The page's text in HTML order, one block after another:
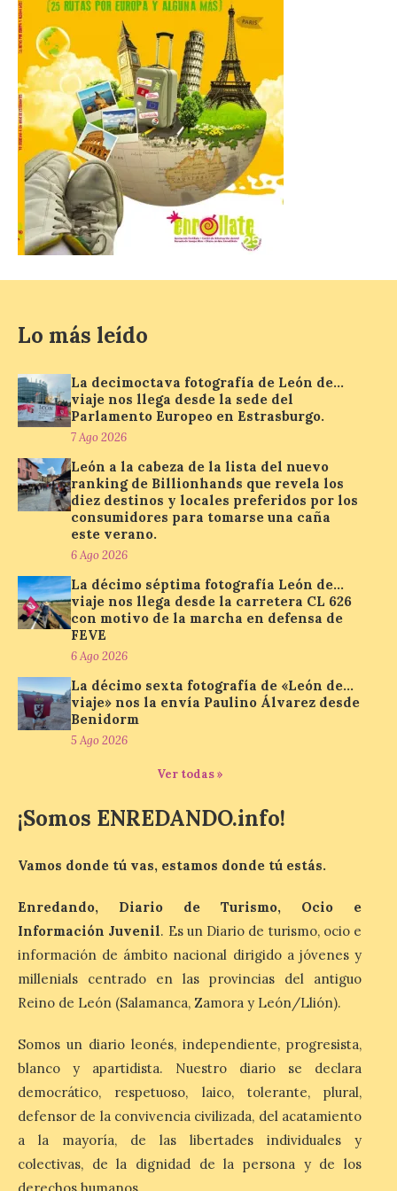
años en 2026 pueden
solicitar esta ayuda en la
web
https://bonoculturajoven.gob.es/ hasta el
31 de octubre. Desde este año, los 400
euros del Bono pueden utilizarse tanto
para consumir productos culturales como
[…]
El Gobierno de España
lanza un visor web para
localizar y disfrutar del
eclipse solar del 12 de
agosto con seguridad
7 Ago 2026
Se trata de un visor web
así localizar el lugar ideal
para observar el eclipse
solar del 12 de agosto de 2026 sin
obstáculos. El visor es una herramienta a
Paradores renueva su
compromiso con La Vuelta
como patrocinador oficial
7 Ago 2026
volverá a estar presente
junto al control de firmas
y, como novedad, en el
Leaders Lounge, dos espacios exclusivos
para los ciclistas. El recorrido de La
Vuelta discurrirá junto a 17 […]
Última llamada: Eclipse
total del 12 de agosto.
precio
León es la provincia más
económica (116€/noche),
pero también una de las
más agotadas: solo un 4%
de alojamientos libres.
provincias con menos margen: apenas un
1% de los alojamientos siguen libres para
esas […]
El eclipse genera un boom
de reservas hoteleras y
precios desorbitados,
Lo más leído
La decimoctava fotografía de León de…
viaje nos llega desde la sede del
Parlamento Europeo en Estrasburgo.
7 Ago 2026
León a la cabeza de la lista del nuevo
ranking de Billionhands que revela los
diez destinos y locales preferidos por los
consumidores para tomarse una caña
este verano.
6 Ago 2026
La décimo séptima fotografía León de…
viaje nos llega desde la carretera CL 626
con motivo de la marcha en defensa de
FEVE
6 Ago 2026
La décimo sexta fotografía de «León de…
viaje» nos la envía Paulino Álvarez desde
Benidorm
5 Ago 2026
Ver todas »
¡Somos ENREDANDO.info!
Vamos donde tú vas, estamos donde tú estás.
Enredando, Diario de Turismo, Ocio e
Información Juvenil. Es un Diario de turismo, ocio e
información de ámbito nacional dirigido a jóvenes y
millenials centrado en las provincias del antiguo
Reino de León (Salamanca, Zamora y León/Llión).
Somos un diario leonés, independiente, progresista,
blanco y apartidista. Nuestro diario se declara
democrático, respetuoso, laico, tolerante, plural,
defensor de la convivencia civilizada, del acatamiento
a la mayoría, de las libertades individuales y
colectivas, de la dignidad de la persona y de los